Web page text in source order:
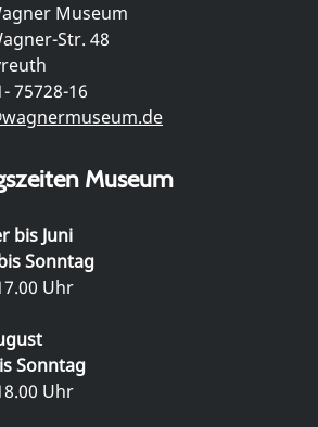
Museum
Str. 48
75728-16
Museum
bis Juni
Sonntag
Uhr
Sonntag
Uhr